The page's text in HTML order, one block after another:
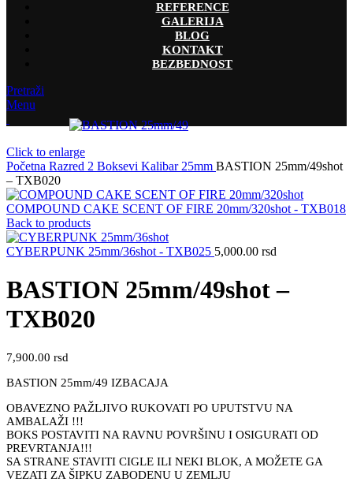
REFERENCE
GALERIJA
BLOG
KONTAKT
BEZBEDNOST
Pretraži
Menu
Click to enlarge
Početna Razred 2 Boksevi Kalibar 25mm BASTION 25mm/49shot
– TXB020
COMPOUND CAKE SCENT OF FIRE 20mm/320shot - TXB018
Back to products
CYBERPUNK 25mm/36shot - TXB025 5,000.00 rsd
BASTION 25mm/49shot –
TXB020
7,900.00 rsd
BASTION 25mm/49 IZBACAJA
OBAVEZNO PAŽLJIVO RUKOVATI PO UPUTSTVU NA
AMBALAŽI !!!
BOKS POSTAVITI NA RAVNU POVRŠINU I OSIGURATI OD
PREVRTANJA!!!
SA STRANE STAVITI CIGLE ILI NEKI BLOK, A MOŽETE GA
VEZATI ZA ŠIPKU ZABODENU U ZEMLJU